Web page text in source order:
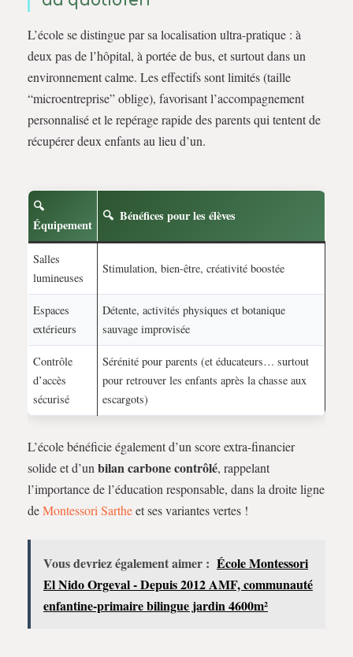
L’école se distingue par sa localisation ultra-pratique : à
deux pas de l’hôpital, à portée de bus, et surtout dans un
environnement calme. Les effectifs sont limités (taille
“microentreprise” oblige), favorisant l’accompagnement
personnalisé et le repérage rapide des parents qui tentent de
récupérer deux enfants au lieu d’un.
Équipement
Bénéfices pour les élèves
Salles
lumineuses
Stimulation, bien-être, créativité boostée
Espaces
extérieurs
Détente, activités physiques et botanique
sauvage improvisée
Contrôle
d’accès
sécurisé
Sérénité pour parents (et éducateurs… surtout
pour retrouver les enfants après la chasse aux
escargots)
L’école bénéficie également d’un score extra-financier
solide et d’un bilan carbone contrôlé, rappelant
l’importance de l’éducation responsable, dans la droite ligne
deMontessori Sartheet ses variantes vertes !
Vous devriez également aimer : École Montessori
El Nido Orgeval - Depuis 2012 AMF, communauté
enfantine-primaire bilingue jardin 4600m²